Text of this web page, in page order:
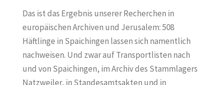
Das ist das Ergebnis unserer Recherchen in
europäischen Archiven und Jerusalem: 508
Häftlinge in Spaichingen lassen sich namentlich
nachweisen. Und zwar auf Transportlisten nach
und von Spaichingen, im Archiv des Stammlagers
Natzweiler, in Standesamtsakten und in